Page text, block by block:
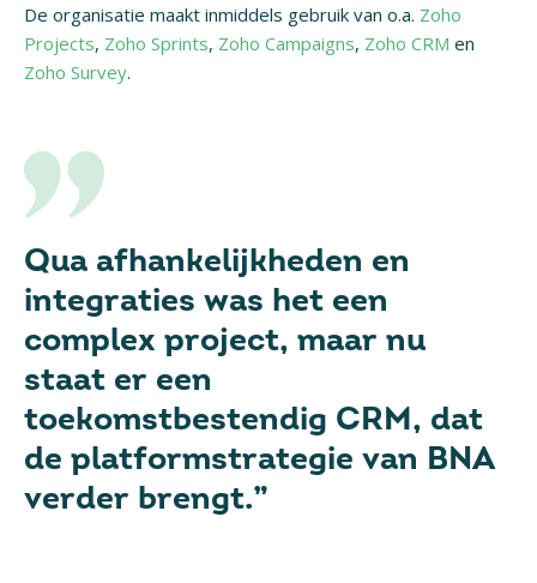
De organisatie maakt inmiddels gebruik van o.a. Zoho
Projects, Zoho Sprints, Zoho Campaigns, Zoho CRM en
Zoho Survey.
Qua afhankelijkheden en
integraties was het een
complex project, maar nu
staat er een
toekomstbestendig CRM, dat
de platformstrategie van BNA
verder brengt.”